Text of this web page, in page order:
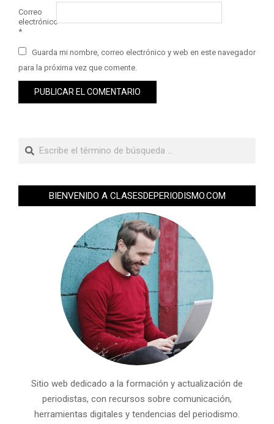
Correo
electrónico
*
Guarda mi nombre, correo electrónico y web en este navegador
para la próxima vez que comente.
BIENVENIDO A CLASESDEPERIODISMO.COM
Sitio web dedicado a la formación y actualización de
periodistas, con recursos sobre comunicación,
herramientas digitales y tendencias del periodismo.